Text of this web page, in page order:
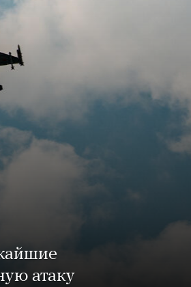
атаку